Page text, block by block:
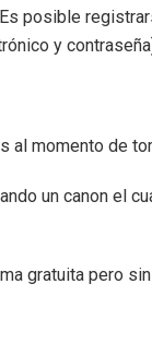
posible
y
al momento de
un canon el
gratuita pero